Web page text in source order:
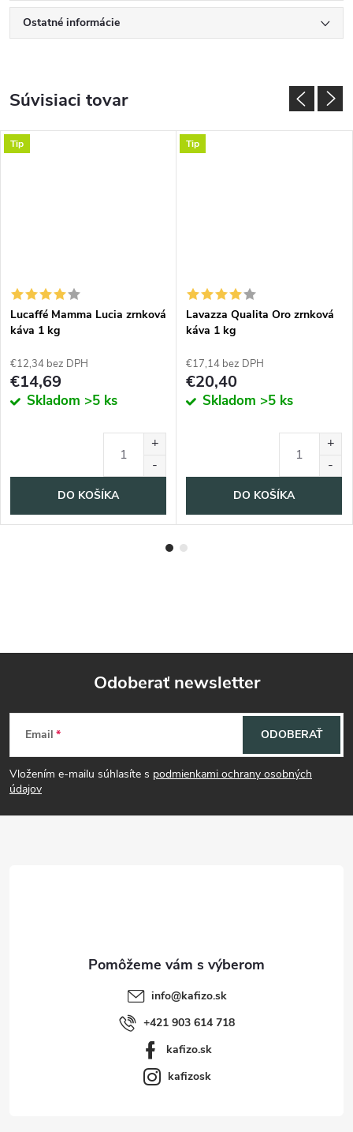
Ostatné informácie
Súvisiaci tovar
Tip
Lucaffé Mamma Lucia zrnková
káva 1 kg
€12,34 bez DPH
€14,69
Skladom >5 ks
DO KOŠÍKA
Tip
Lavazza Qualita Oro zrnková
káva 1 kg
€17,14 bez DPH
€20,40
Skladom >5 ks
DO KOŠÍKA
Z
á
p
Odoberať newsletter
Email
Vložením e-mailu súhlasíte s podmienkami ochrany osobných
údajov
ODOBERAŤ
info@kafizo.sk
+421 903 614 718
kafizo.sk
kafizosk